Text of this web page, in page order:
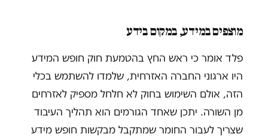
מוצפים במידע, במקום בידע
פלד אומר כי ראש החץ בהטמעת חוק חופש המידע
היו ארגוני החברה האזרחית, שלמדו להשתמש בכלי
הזה, אולם השימוש בחוק לא חלחל מספיק לאזרחים
מן השורה. יתכן שאחד הגורמים הוא תהליך העיבוד
שצריך לעבור החומר שמתקבל מבקשות חופש מידע